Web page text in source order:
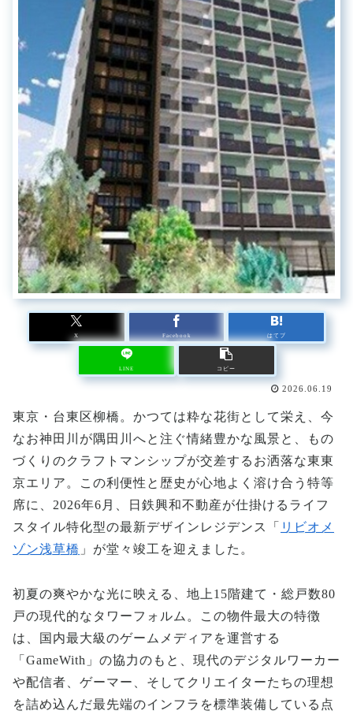
X Facebook はてブ
LINE コピー
2026.06.19
東京・台東区柳橋。かつては粋な花街として栄え、今
なお神田川が隅田川へと注ぐ情緒豊かな風景と、もの
づくりのクラフトマンシップが交差するお洒落な東東
京エリア。この利便性と歴史が心地よく溶け合う特等
席に、2026年6月、日鉄興和不動産が仕掛けるライフ
スタイル特化型の最新デザインレジデンス「 リビオメ
ゾン浅草橋 」が堂々竣工を迎えました。
初夏の爽やかな光に映える、地上15階建て・総戸数80
戸の現代的なタワーフォルム。この物件最大の特徴
は、国内最大級のゲームメディアを運営する
「GameWith」の協力のもと、現代のデジタルワーカー
や配信者、ゲーマー、そしてクリエイターたちの理想
を詰め込んだ最先端のインフラを標準装備している点